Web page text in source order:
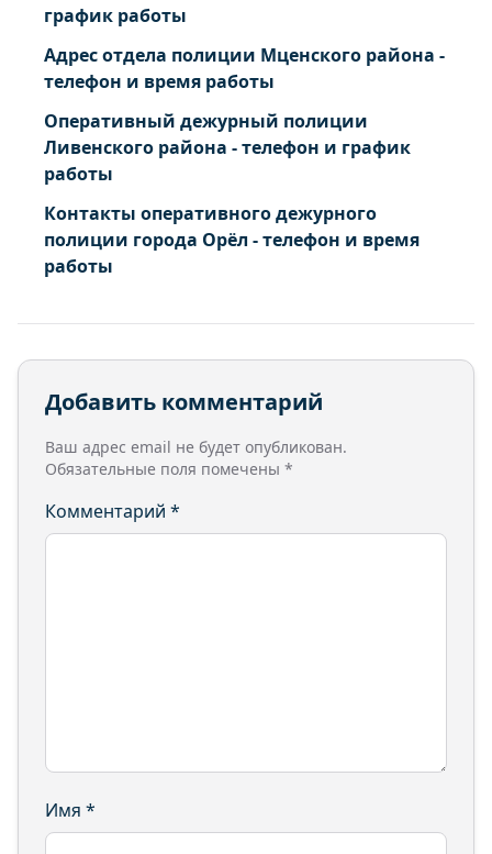
график работы
Адрес отдела полиции Мценского района -
телефон и время работы
Оперативный дежурный полиции
Ливенского района - телефон и график
работы
Контакты оперативного дежурного
полиции города Орёл - телефон и время
работы
Добавить комментарий
Ваш адрес email не будет опубликован.
Обязательные поля помечены *
Комментарий *
Имя *